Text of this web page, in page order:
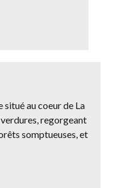
au coeur de La
regorgeant
somptueuses, et